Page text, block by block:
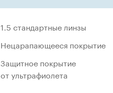
1.5 стандартные линзы
Нецарапающееся покрытие
Защитное покрытие
от ультрафиолета